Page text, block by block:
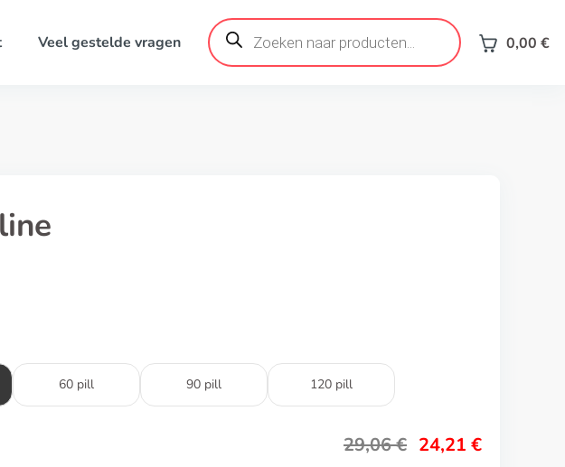
Veel gestelde vragen
Products
search 0,00 €
60 pill 90 pill 120 pill
29,06€ 24,21 €